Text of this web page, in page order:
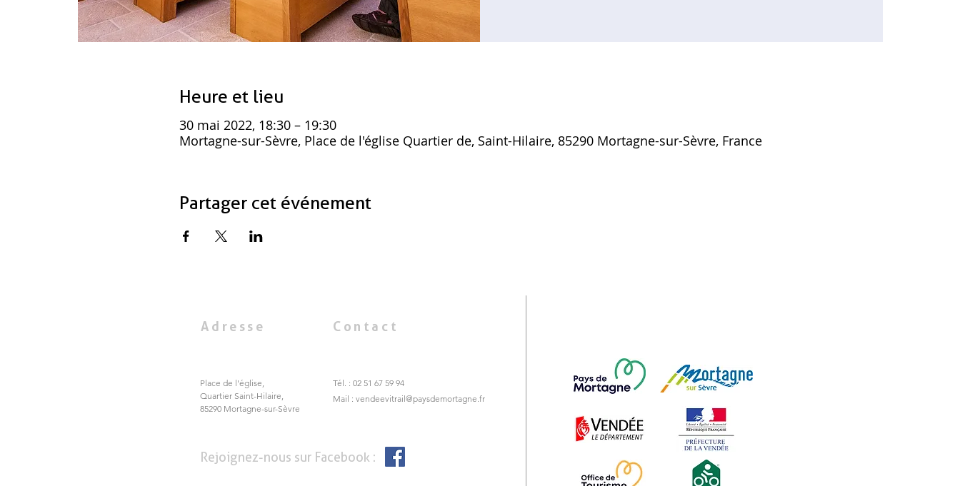
Heure et lieu
30 mai 2022, 18:30 – 19:30
Mortagne-sur-Sèvre, Place de l'église Quartier de, Saint-Hilaire, 85290 Mortagne-sur-Sèvre, France
Partager cet événement
Adresse Contact
Place de l'église,
Quartier Saint-Hilaire,
85290 Mortagne-sur-Sèvre
Tél. : 02 51 67 59 94
Mail : vendeevitrail@paysdemortagne.fr
Rejoignez-nous sur Facebook :